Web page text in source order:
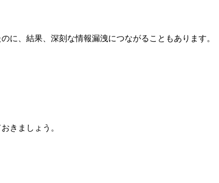
に、結果、深刻な情報漏洩につながることもあります。
きましょう。